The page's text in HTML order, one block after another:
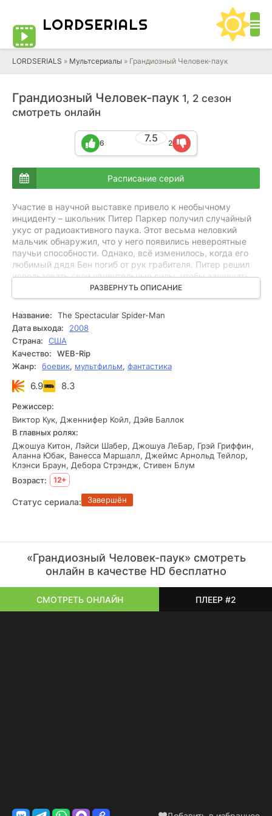
LORDSERIALS
LORDSERIALS » Мультсериалы » Грандиозный Человек-паук
Грандиозный Человек-паук 1, 2 сезон
смотреть онлайн
7.5
6 2
Расписание серий
Участие в научной выставке привело к необычному
инциденту – школьник Питер Паркер получил случайный
укус от радиоактивного паука. Этот весьма неловкий
мальчик обнаружил, что у него появились невероятные
паучьи способности. Однако, всё изменилось, когда его
любимый дядя Бен погиб от рук грабителя. Питер решил
использовать свои удивительные силы, чтобы защищать
людей и бороться с преступностью. Мудрые слова его
дяди навсегда остались в его памяти: С большой силой
приходит большая ответственность. Таким образом,
Питер стал Человеком-Пауком, носил маску и стал
бесстрашным героем.
РАЗВЕРНУТЬ ОПИСАНИЕ
Название:
The Spectacular Spider-Man
Дата выхода:
2008
Страна:
США
Качество:
WEB-Rip
Жанр:
боевик, мультфильм, фантастика
6.9 8.3
Режиссер:
Виктор Кук, Дженнифер Койл, Дэйв Баллок
В главных ролях:
Джошуа Китон, Лэйси Шабер, Джошуа ЛеБар, Грэй Гриффин,
Аланна Юбак, Ванесса Маршалл, Джеймс Арнольд Тейлор,
Клэнси Браун, Дебора Стрэндж, Стивен Блум
Возраст:
12+
Статус сериала: Завершён
«Грандиозный Человек-паук» смотреть
онлайн в качестве HD бесплатно
СМОТРЕТЬ ОНЛАЙН ПЛЕЕР #2